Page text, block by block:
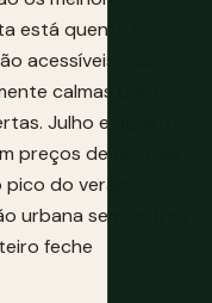
está quente sem
acessíveis e as
calmas para
Julho e agosto
preços de pico; as
do verão. O
urbana sem outros
feche